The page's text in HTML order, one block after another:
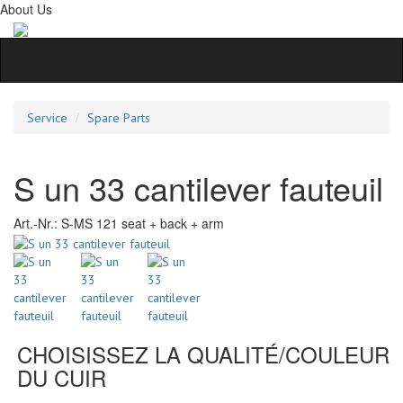
About Us
Service Spare Parts
S un 33 cantilever fauteuil
Art.-Nr.: S-MS 121 seat + back + arm
CHOISISSEZ LA QUALITÉ/COULEUR
DU CUIR